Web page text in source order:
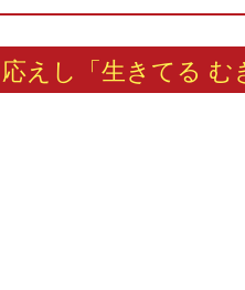
応えし「生きてる